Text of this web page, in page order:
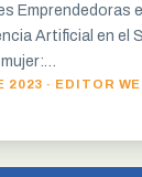
Emprendedoras
Artificial en el
2023 · EDITOR